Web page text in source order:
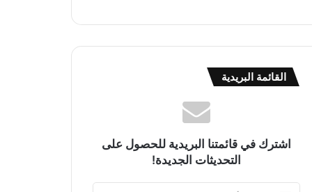
القائمة البريدية
اشترك في قائمتنا البريدية للحصول على
التحديثات الجديدة!